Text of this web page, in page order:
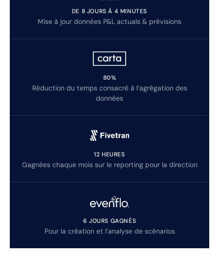
DE 8 JOURS À 4 MINUTES
Mise à jour données P&L actuals & prévisions
80%
Réduction du temps consacré à l’agrégation des
données
12 HEURES
Gagnées chaque mois sur le reporting pour la direction
6 JOURS GAGNÉS
Pour la création et l’analyse de scénarios